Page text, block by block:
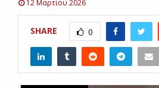
12 Μαρτίου 2026
SHARE 0